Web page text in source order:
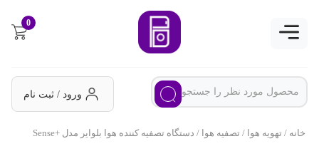
0
ورود / ثبت نام
خانه/ تهویه هوا/ تصفیه هوا/ دستگاه تصفیه کننده هوا بلوایر مدل +Sense